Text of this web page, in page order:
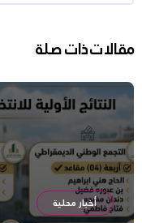
مقالات ذات صلة
أخبار محلية